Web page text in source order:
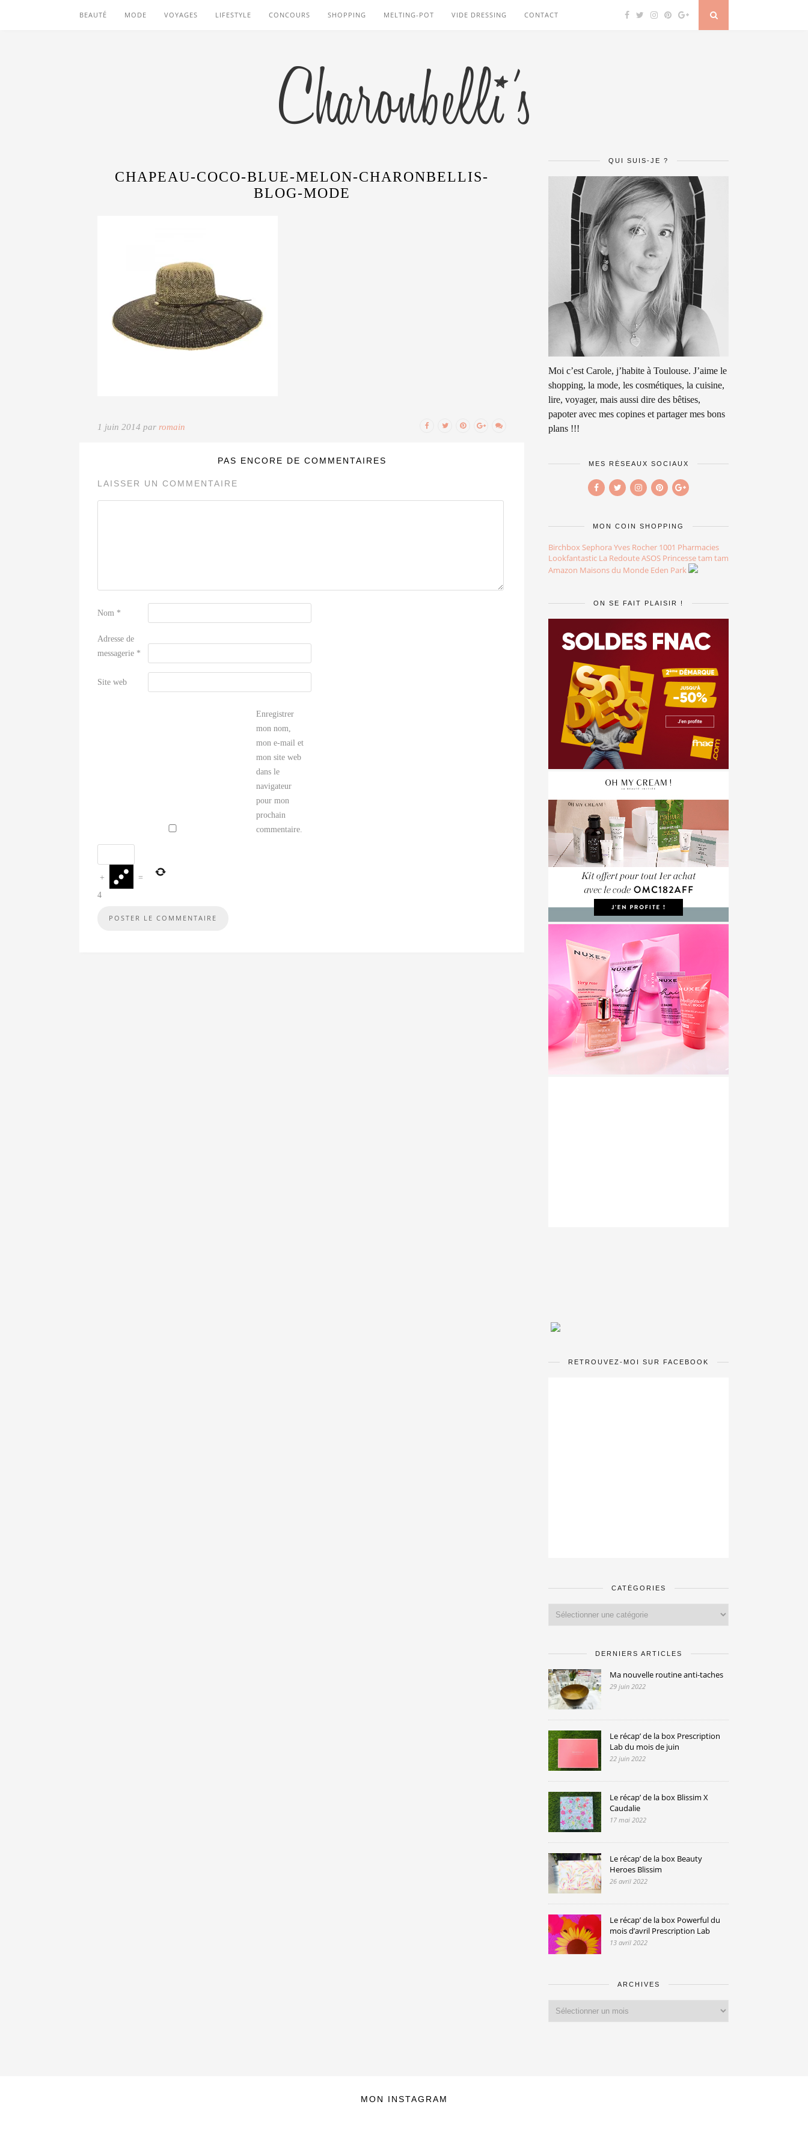
BEAUTÉ MODE VOYAGES LIFESTYLE CONCOURS SHOPPING MELTING-POT VIDE DRESSING CONTACT
CHAPEAU-COCO-BLUE-MELON-CHARONBELLIS-
BLOG-MODE
1 juin 2014 par romain
PAS ENCORE DE COMMENTAIRES
LAISSER UN COMMENTAIRE
Nom *
Adresse de
messagerie *
Site web
Enregistrer
mon nom,
mon e-mail et
mon site web
dans le
navigateur
pour mon
prochain
commentaire.
+
=
4
QUI SUIS-JE ?
Moi c’est Carole, j’habite à Toulouse. J’aime le
shopping, la mode, les cosmétiques, la cuisine,
lire, voyager, mais aussi dire des bêtises,
papoter avec mes copines et partager mes bons
plans !!!
MES RÉSEAUX SOCIAUX
MON COIN SHOPPING
Birchbox Sephora Yves Rocher 1001 Pharmacies
Lookfantastic La RedouteASOS Princesse tam tam
Amazon Maisons du Monde Eden Park
ON SE FAIT PLAISIR !
RETROUVEZ-MOI SUR FACEBOOK
CATÉGORIES
DERNIERS ARTICLES
Ma nouvelle routine anti-taches
29 juin 2022
Le récap’ de la box Prescription
Lab du mois de juin
22 juin 2022
Le récap’ de la box Blissim X
Caudalie
17 mai 2022
Le récap’ de la box Beauty
Heroes Blissim
26 avril 2022
Le récap’ de la box Powerful du
mois d’avril Prescription Lab
13 avril 2022
ARCHIVES
MON INSTAGRAM